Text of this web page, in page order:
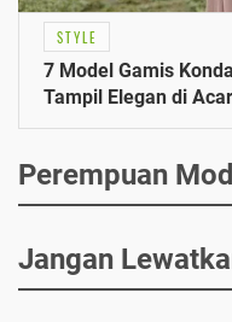
STYLE
7 Model Gamis
Tampil Elegan di
Perempuan
Jangan